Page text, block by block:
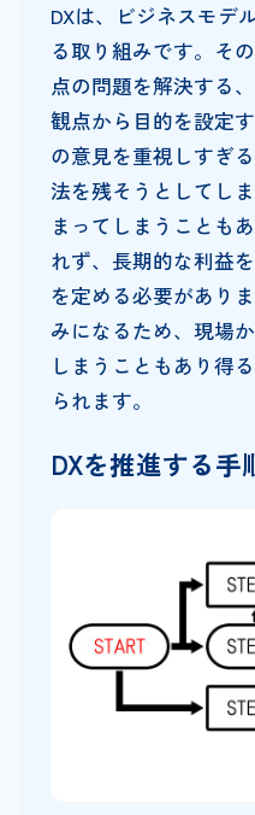
DXは、ビジネスモデ
る取り組みです。そ
点の問題を解決する
観点から目的を設定
の意見を重視しすぎ
法を残そうとしてし
まってしまうことも
れず、長期的な利益
を定める必要があり
みになるため、現場
しまうこともあり得
られます。
DXを推進する手